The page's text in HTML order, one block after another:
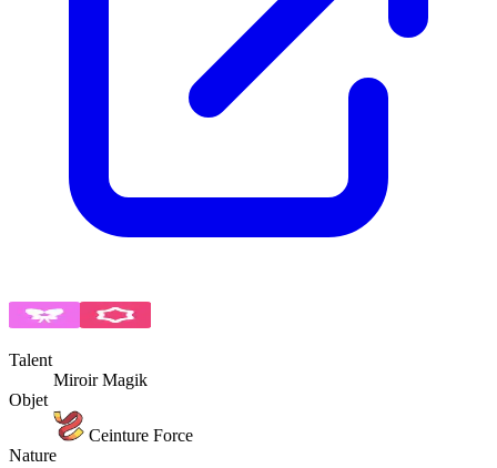
Talent
Miroir Magik
Objet
Ceinture Force
Nature